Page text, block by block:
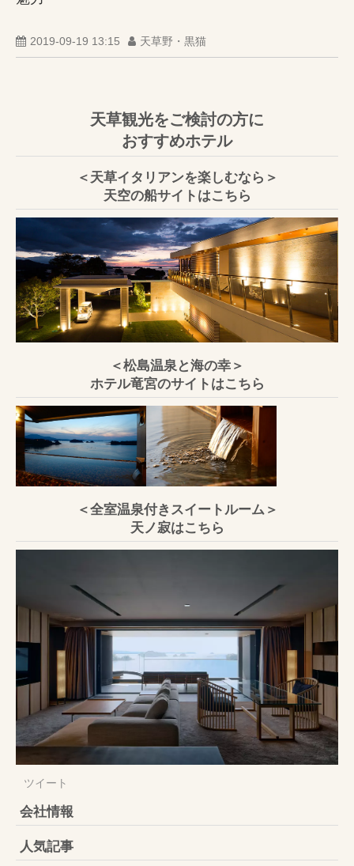
2019-09-19 13:15 天草野・黒猫
天草観光をご検討の方に
おすすめホテル
＜天草イタリアンを楽しむなら＞
天空の船サイトはこちら
＜松島温泉と海の幸＞
ホテル竜宮のサイトはこちら
＜全室温泉付きスイートルーム＞
天ノ寂はこちら
ツイート
会社情報
人気記事